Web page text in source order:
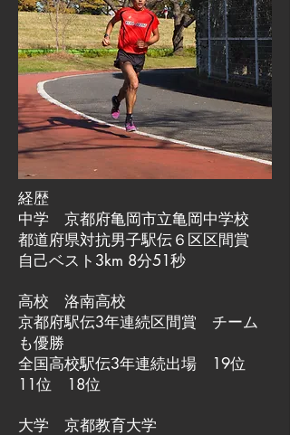
経歴
中学 京都府亀岡市立亀岡中学校
都道府県対抗男子駅伝６区区間賞
自己ベスト3km 8分51秒
高校 洛南高校
京都府駅伝3年連続区間賞 チーム
も優勝
全国高校駅伝3年連続出場 19位
11位 18位
大学 京都教育大学